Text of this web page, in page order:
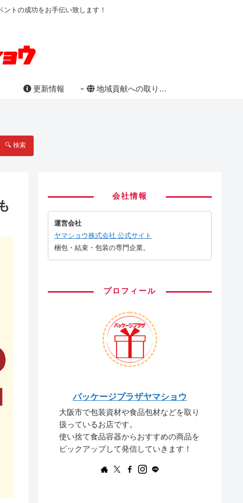
トの成功をお手伝い致します！
更新情報 地域貢献への取り組み
🔍 検索
会社情報
運営会社
ヤマショウ株式会社 公式サイト
梱包・結束・包装の専門企業。
プロフィール
パッケージプラザヤマショウ
大阪市で包装資材や食品包材などを取り
扱っているお店です。
使い捨て食品容器からおすすめの商品を
ピックアップして発信していきます！